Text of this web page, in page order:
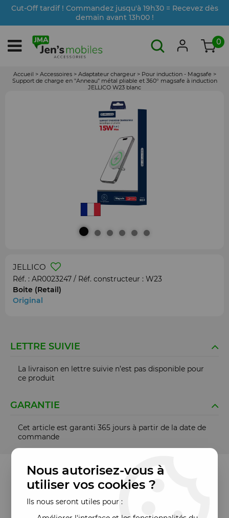
Cut-Off tardif ! Commandez jusqu'à 19h30 = Recevez dès
demain avant 13h00 !
0
Accueil > Accessoires > Adaptateur chargeur > Pour induction - Magsafe >
Support de charge en "Anneau" métal pliable et 360° magsafe à induction
JELLICO W23 blanc
JELLICO
Réf. : AR0023247 / Réf. constructeur : W23
Boite (Retail)
Original
LETTRE SUIVIE
La livraison en lettre suivie n’est pas disponible pour
ce produit
GARANTIE
Cet article est garanti 365 jours à partir de la date de
commande
Nous autorisez-vous à
utiliser vos cookies ?
Ils nous seront utiles pour :